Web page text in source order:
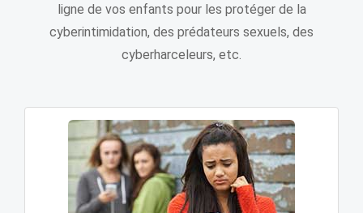
ligne de vos enfants pour les protéger de la
cyberintimidation, des prédateurs sexuels, des
cyberharceleurs, etc.